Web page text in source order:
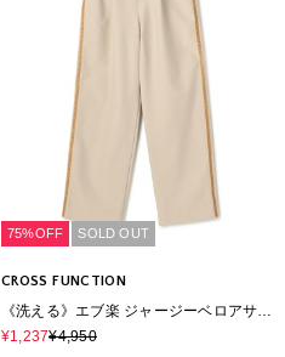
75%OFF SOLD OUT
CROSS FUNCTION
《洗える》エブ楽 ジャージーベロアサイ
ドラインパンツ
¥1,237¥4,950